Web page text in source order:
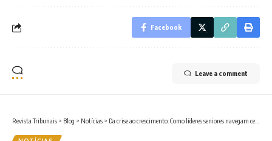
Facebook
Leave a comment
Revista Tribunais > Blog > Notícias > Da crise ao crescimento: Como líderes seniores navegam cenários adversos?